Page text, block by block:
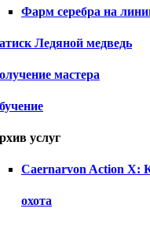
Фарм серебра на
Ледяной медведь
мастера
услуг
Caernarvon Action X:
охота